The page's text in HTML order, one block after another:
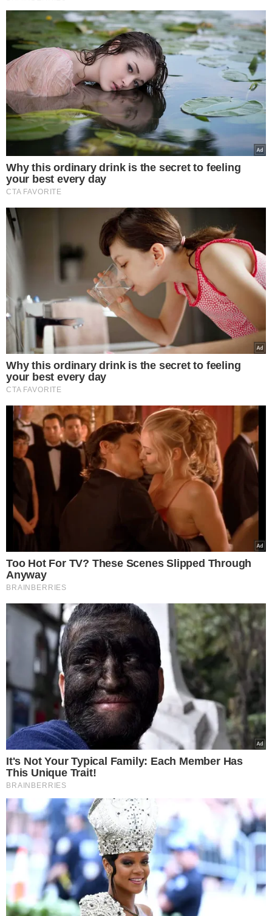
O novo coronavírus foi denominado oficialmente nesta
semana pela Organização Mundial da Saúde como
COVID-19, sigla em inglês para “coronavirus disease 2019"
(doença por coronavírus 2019, na tradução).
Coleta de exames
Em São Paulo, a investigação dos casos é realizada pelas
secretarias municipais de saúde, com apoio técnico do
estado. As amostras biológicas dos pacientes são
colhidas pelo hospital onde foram atendidos os
pacientes e enviadas para análise no Instituto Adolfo Lutz,
na capital paulista.
Os exames são feitos a partir da coleta de materiais
respiratórios (aspiração de vias aéreas ou coleta de
secreções da boca e nariz), que é realizado pelo hospital
que atendeu o caso suspeito e encaminhado ao
laboratório de saúde pública na capital.
Os dados oficiais estão sendo registrados pelos
municípios em um sistema de notificação do Ministério
da Saúde.
Centro de monitoramento
As autoridades sanitárias de São Paulo orientam que os
pacientes com os sintomas da doença procurem o
serviço de saúde mais próximo, caso apresentem febre,
dificuldade para respirar, tosse ou coriza, associados a
aspectos epidemiológicos como histórico de viagem em
área com circulação do vírus ou contato próximo a algum
caso suspeito ou confirmado laboratorialmente para
coronavírus.
Para acompanhar esses casos suspeitos, o governo de
São Paulo anunciou a criação de um centro de operações
de emergência, que funcionará 24 horas por dia,
controlando os registros do coronavírus em todo o
estado.
O plano de ação, lançado em parceria com a Prefeitura
de São Paulo, integrará profissionais de todos os
municípios e inclui a compra de equipamentos de
proteção para funcionários de saúde.
Dicas de Prevenção
Cobrir a boca e nariz ao tossir ou espirrar;
Utilizar lenço descartável para higiene nasal;
Não compartilhar objetos de uso pessoal;
Limpar regularmente o ambiente e mantê-lo ventilado;
Lavar as mãos por pelo menos 20 segundos com água e
sabão ou usar antisséptico de mãos à base de álcool;
Deslocamentos não devem ser realizados enquanto a
pessoa estiver doente;
Quem for viajar aos locais com circulação do vírus deve
evitar contato com pessoas doentes, animais (vivos ou